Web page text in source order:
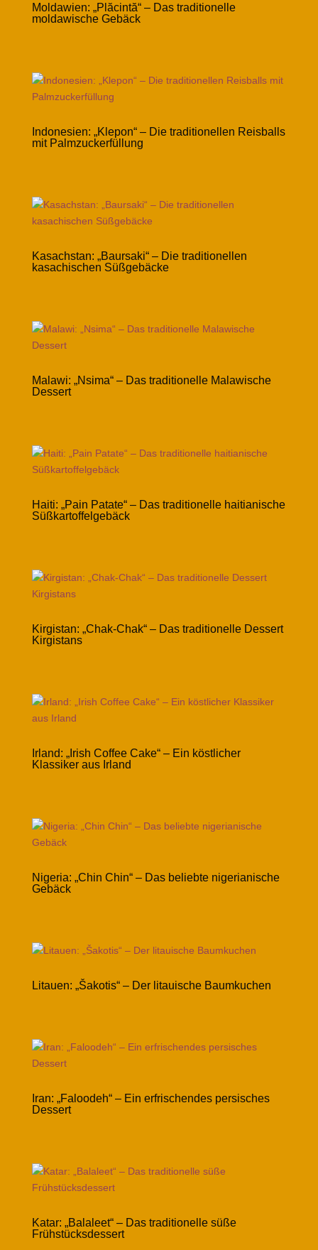
Moldawien: „Plăcintă“ – Das traditionelle
moldawische Gebäck
Indonesien: „Klepon“ – Die traditionellen Reisballs
mit Palmzuckerfüllung
Kasachstan: „Baursaki“ – Die traditionellen
kasachischen Süßgebäcke
Malawi: „Nsima“ – Das traditionelle Malawische
Dessert
Haiti: „Pain Patate“ – Das traditionelle haitianische
Süßkartoffelgebäck
Kirgistan: „Chak-Chak“ – Das traditionelle Dessert
Kirgistans
Irland: „Irish Coffee Cake“ – Ein köstlicher
Klassiker aus Irland
Nigeria: „Chin Chin“ – Das beliebte nigerianische
Gebäck
Litauen: „Šakotis“ – Der litauische Baumkuchen
Iran: „Faloodeh“ – Ein erfrischendes persisches
Dessert
Katar: „Balaleet“ – Das traditionelle süße
Frühstücksdessert